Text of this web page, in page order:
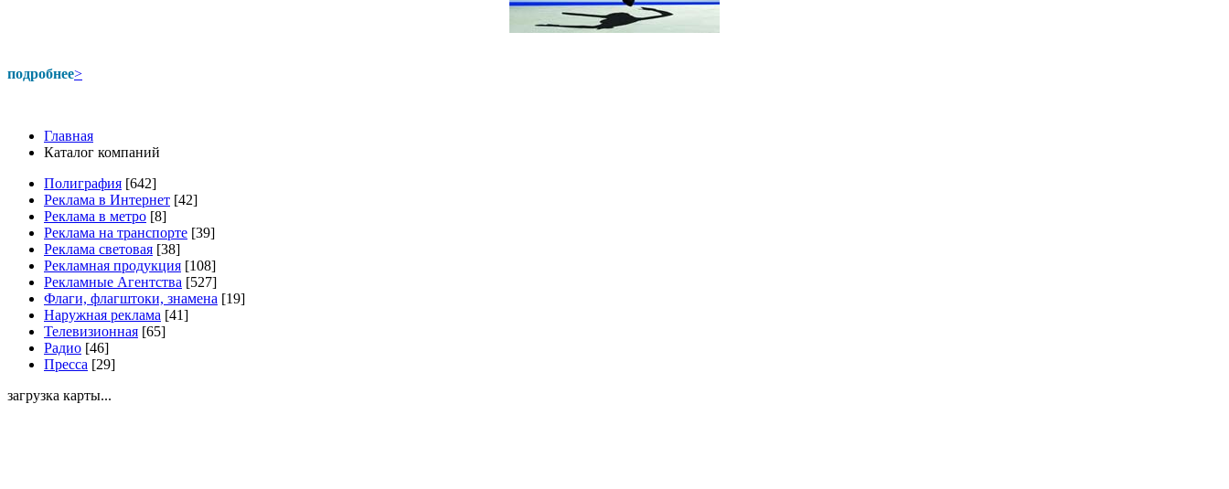
подробнее>
Главная
Каталог компаний
Полиграфия [642]
Реклама в Интернет [42]
Реклама в метро [8]
Реклама на транспорте [39]
Реклама световая [38]
Рекламная продукция [108]
Рекламные Агентства [527]
Флаги, флагштоки, знамена [19]
Наружная реклама [41]
Телевизионная [65]
Радио [46]
Пресса [29]
загрузка карты...